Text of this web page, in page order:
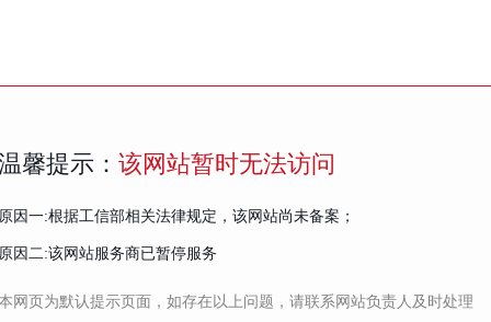
馨提示： 该网站暂时无法访问
因一:根据工信部相关法律规定，该网站尚未备案；
因二:该网站服务商已暂停服务
网页为默认提示页面，如存在以上问题，请联系网站负责人及时处理